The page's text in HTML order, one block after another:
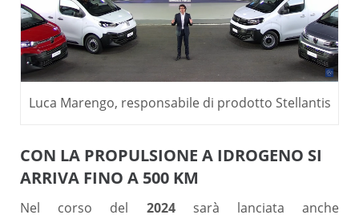
Luca Marengo, responsabile di prodotto Stellantis
CON LA PROPULSIONE A IDROGENO SI
ARRIVA FINO A 500 KM
Nel corso del 2024sarà lanciata anche